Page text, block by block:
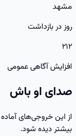
مشهد
روز در بازداشت
۲۱۲
افزایش آگاهی عمومی
صدای او باش
از این خروجی‌های آماده
بیشتر دیده شود.